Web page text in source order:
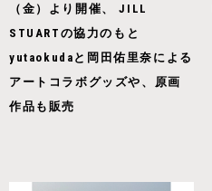
（金）より開催、 JILL
STUARTの協力のもと
yutaokudaと岡田佑里奈による
アートコラボグッズや、原画
作品も販売